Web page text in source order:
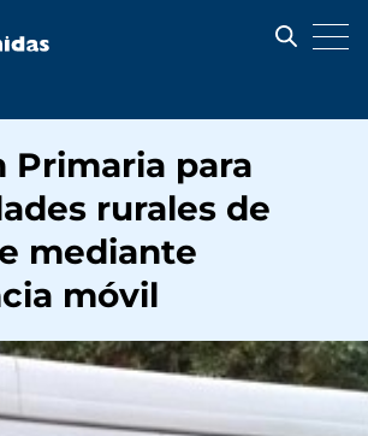
Primaria para
rurales de
mediante
móvil